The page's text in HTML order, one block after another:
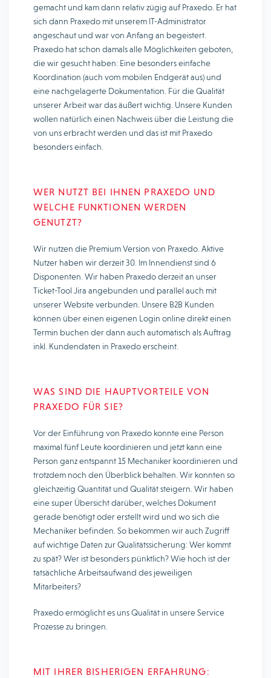
gemacht und kam dann relativ zügig auf Praxedo. Er hat
sich dann Praxedo mit unserem IT-Administrator
angeschaut und war von Anfang an begeistert.
Praxedo hat schon damals alle Möglichkeiten geboten,
die wir gesucht haben: Eine besonders einfache
Koordination (auch vom mobilen Endgerät aus) und
eine nachgelagerte Dokumentation. Für die Qualität
unserer Arbeit war das äußert wichtig. Unsere Kunden
wollen natürlich einen Nachweis über die Leistung die
von uns erbracht werden und das ist mit Praxedo
besonders einfach.
WER NUTZT BEI IHNEN PRAXEDO UND
WELCHE FUNKTIONEN WERDEN
GENUTZT?
Wir nutzen die Premium Version von Praxedo. Aktive
Nutzer haben wir derzeit 30. Im Innendienst sind 6
Disponenten. Wir haben Praxedo derzeit an unser
Ticket-Tool Jira angebunden und parallel auch mit
unserer Website verbunden. Unsere B2B Kunden
können über einen eigenen Login online direkt einen
Termin buchen der dann auch automatisch als Auftrag
inkl. Kundendaten in Praxedo erscheint.
WAS SIND DIE HAUPTVORTEILE VON
PRAXEDO FÜR SIE?
Vor der Einführung von Praxedo konnte eine Person
maximal fünf Leute koordinieren und jetzt kann eine
Person ganz entspannt 15 Mechaniker koordinieren und
trotzdem noch den Überblick behalten. Wir konnten so
gleichzeitig Quantität und Qualität steigern. Wir haben
eine super Übersicht darüber, welches Dokument
gerade benötigt oder erstellt wird und wo sich die
Mechaniker befinden. So bekommen wir auch Zugriff
auf wichtige Daten zur Qualitätssicherung: Wer kommt
zu spät? Wer ist besonders pünktlich? Wie hoch ist der
tatsächliche Arbeitsaufwand des jeweiligen
Mitarbeiters?
Praxedo ermöglicht es uns Qualität in unsere Service
Prozesse zu bringen.
MIT IHRER BISHERIGEN ERFAHRUNG: